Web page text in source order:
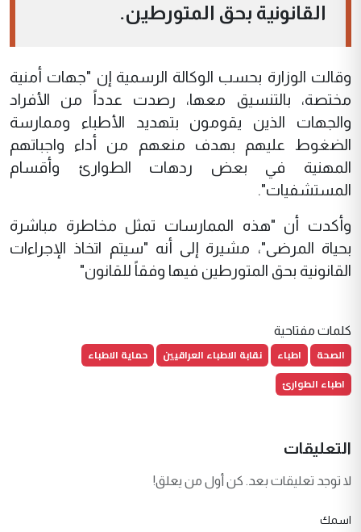
القانونية بحق المتورطين.
وقالت الوزارة بحسب الوكالة الرسمية إن "جهات أمنية
مختصة، بالتنسيق معها، رصدت عدداً من الأفراد
والجهات الذين يقومون بتهديد الأطباء وممارسة
الضغوط عليهم بهدف منعهم من أداء واجباتهم
المهنية في بعض ردهات الطوارئ وأقسام
المستشفيات".
وأكدت أن "هذه الممارسات تمثل مخاطرة مباشرة
بحياة المرضى"، مشيرة إلى أنه "سيتم اتخاذ الإجراءات
القانونية بحق المتورطين فيها وفقاً للقانون"
كلمات مفتاحية
الصحة اطباء نقابة الاطباء العراقيين
حماية الاطباء
اطباء الطوارئ
التعليقات
لا توجد تعليقات بعد. كن أول من يعلق!
اسمك